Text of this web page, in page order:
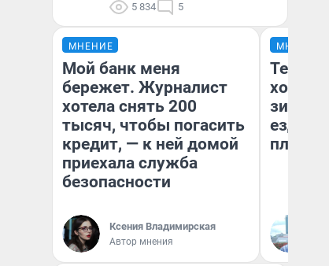
5 834 5
МНЕНИЕ
Мой банк меня
бережет. Журналист
хотела снять 200
тысяч, чтобы погасить
кредит, — к ней домой
приехала служба
безопасности
Ксения Владимирская
Автор мнения
МНЕНИЕ
Тепло
зимой.
ездит
плюсы